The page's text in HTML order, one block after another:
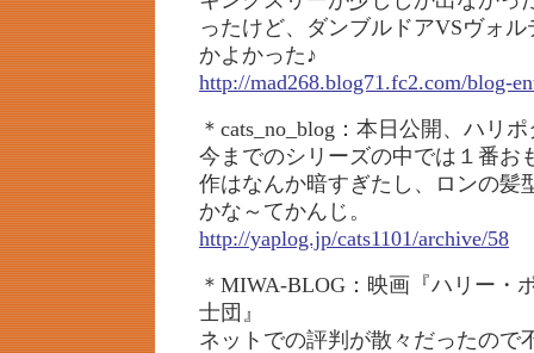
ったけど、ダンブルドアVSヴォ
かよかった♪
http://mad268.blog71.fc2.com/blog-
＊cats_no_blog：本日公開、ハリ
今までのシリーズの中では１番
作はなんか暗すぎたし、ロンの髪
かな～てかんじ。
http://yaplog.jp/cats1101/archive/58
＊MIWA-BLOG：映画『ハリー・
士団』
ネットでの評判が散々だったので